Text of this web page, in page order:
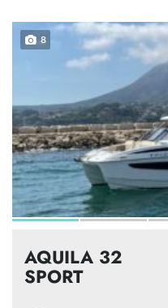
8
AQUILA 32
SPORT